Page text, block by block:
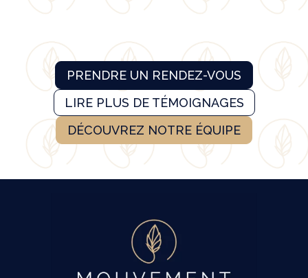
PRENDRE UN RENDEZ-VOUS
LIRE PLUS DE TÉMOIGNAGES
DÉCOUVREZ NOTRE ÉQUIPE